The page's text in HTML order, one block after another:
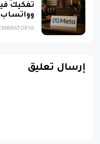
تفكيك
إرسال تعليق